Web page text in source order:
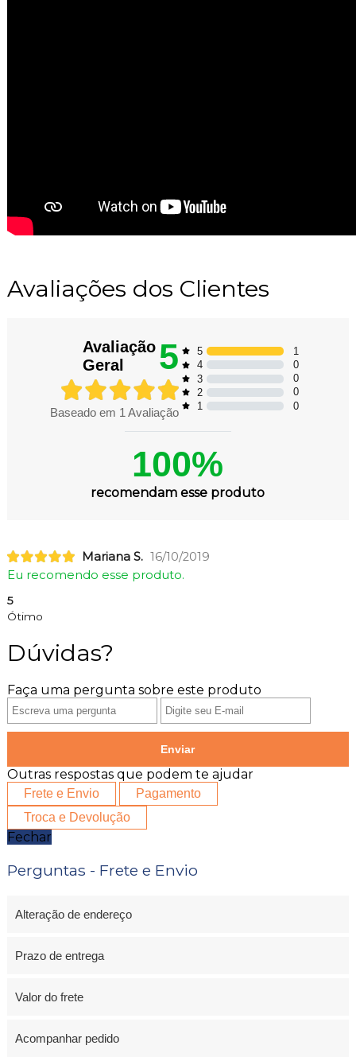
Avaliações dos Clientes
Avaliação
Geral
5
Baseado em 1 Avaliação
5
1
4
0
3
0
2
0
1
0
100%
recomendam esse produto
Mariana S. 16/10/2019
Eu recomendo esse produto.
5
Ótimo
Dúvidas?
Faça uma pergunta sobre este produto
Enviar
Outras respostas que podem te ajudar
Frete e Envio
Pagamento
Troca e Devolução
Fechar
Perguntas - Frete e Envio
Alteração de endereço
Prazo de entrega
Valor do frete
Acompanhar pedido